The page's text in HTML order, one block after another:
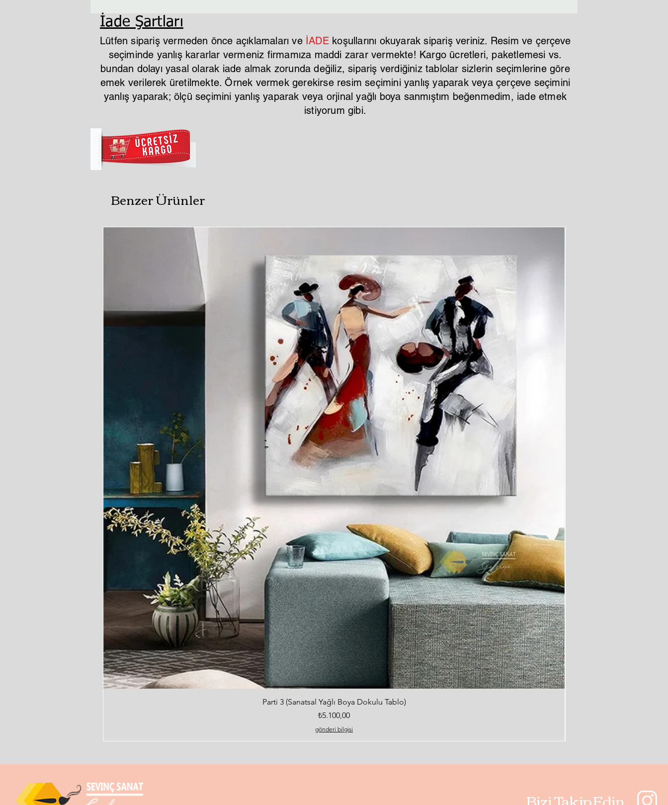
İade Şartları
Lütfen sipariş vermeden önce açıklamaları ve İADEkoşullarını okuyarak sipariş veriniz. Resim ve çerçeve
seçiminde yanlış kararlar vermeniz firmamıza maddi zarar vermekte! Kargo ücretleri, paketlemesi vs.
bundan dolayı yasal olarak iade almak zorunda değiliz, sipariş verdiğiniz tablolar sizlerin seçimlerine göre
emek verilerek üretilmekte. Örnek vermek gerekirse resim seçimini yanlış yaparak veya çerçeve seçimini
yanlış yaparak; ölçü seçimini yanlış yaparak veya orjinal yağlı boya sanmıştım beğenmedim, iade etmek
istiyorum gibi.
Benzer Ürünler
Hızlı Bakış
Parti 3 (Sanatsal Yağlı Boya Dokulu Tablo)
Fiyat
₺5.100,00
gönderi bilgisi